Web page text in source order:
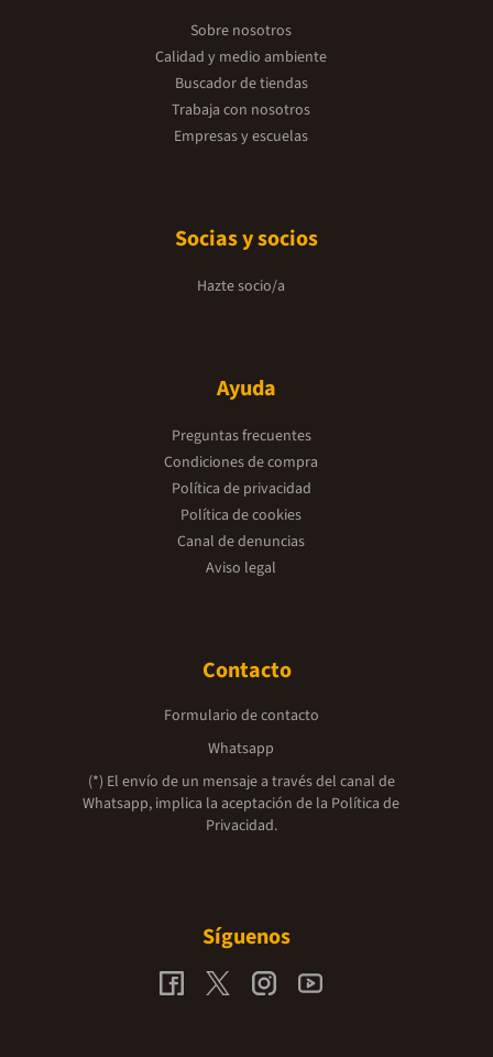
Sobre nosotros
Calidad y medio ambiente
Buscador de tiendas
Trabaja con nosotros
Empresas y escuelas
Socias y socios
Hazte socio/a
Ayuda
Preguntas frecuentes
Condiciones de compra
Política de privacidad
Política de cookies
Canal de denuncias
Aviso legal
Contacto
Formulario de contacto
Whatsapp
(*) El envío de un mensaje a través del canal de
Whatsapp, implica la aceptación de la Política de
Privacidad.
Síguenos